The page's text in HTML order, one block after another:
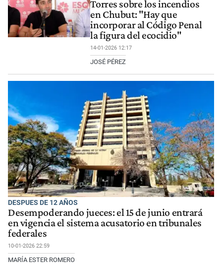
Torres sobre los incendios
en Chubut: "Hay que
incorporar al Código Penal
la figura del ecocidio"
14-01-2026 12:17
JOSÉ PÉREZ
DESPUES DE 12 AÑOS
Desempoderando jueces: el 15 de junio entrará
en vigencia el sistema acusatorio en tribunales
federales
10-01-2026 22:59
MARÍA ESTER ROMERO